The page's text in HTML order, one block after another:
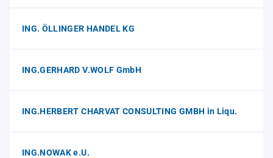
ING. ÖLLINGER HANDEL KG
ING.GERHARD V.WOLF GmbH
ING.HERBERT CHARVAT CONSULTING GMBH in Liqu.
ING.NOWAK e.U.